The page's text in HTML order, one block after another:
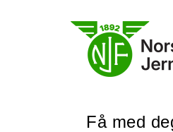
Få med